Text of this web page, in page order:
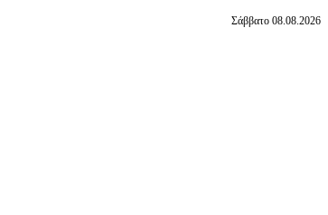
Σάββατο 08.08.2026